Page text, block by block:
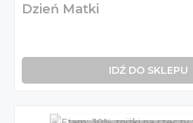
Dzień Matki
IDŹ DO SKLEPU